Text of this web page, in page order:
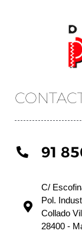
91
C/
Pol.
Collado
28400 -